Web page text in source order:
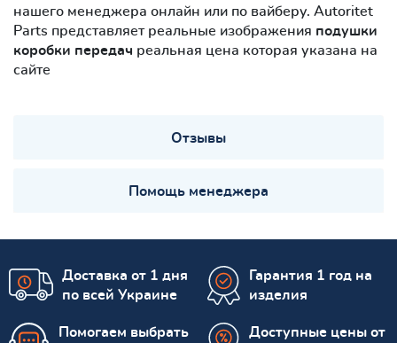
нашего менеджера онлайн или по вайберу. Autoritet
Parts представляет реальные изображения подушки
коробки передач реальная цена которая указана на
сайте
Отзывы
Помощь менеджера
Доставка от 1 дня
по всей Украине
Гарантия 1 год на
изделия
Помогаем выбрать
Доступные цены от